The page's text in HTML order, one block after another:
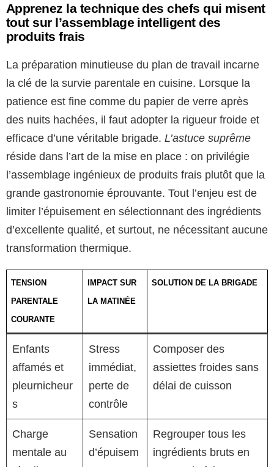
Apprenez la technique des chefs qui misent
tout sur l’assemblage intelligent des
produits frais
La préparation minutieuse du plan de travail incarne
la clé de la survie parentale en cuisine. Lorsque la
patience est fine comme du papier de verre après
des nuits hachées, il faut adopter la rigueur froide et
efficace d’une véritable brigade. L’astuce suprême
réside dans l’art de la mise en place : on privilégie
l’assemblage ingénieux de produits frais plutôt que la
grande gastronomie éprouvante. Tout l’enjeu est de
limiter l’épuisement en sélectionnant des ingrédients
d’excellente qualité, et surtout, ne nécessitant aucune
transformation thermique.
TENSION
PARENTALE
COURANTE
IMPACT SUR
LA MATINÉE
SOLUTION DE LA BRIGADE
Enfants
affamés et
pleurnicheur
s
Stress
immédiat,
perte de
contrôle
Composer des
assiettes froides sans
délai de cuisson
Charge
mentale au
Sensation
d’épuisem
Regrouper tous les
ingrédients bruts en